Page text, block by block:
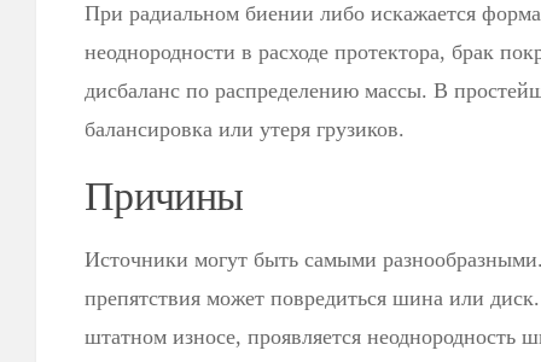
При радиальном биении либо искажается
неоднородности в расходе протектора, брак
дисбаланс по распределению массы. В
балансировка или утеря грузиков.
Причины
Источники могут быть самыми
препятствия может повредиться шина или
штатном износе, проявляется неоднородность